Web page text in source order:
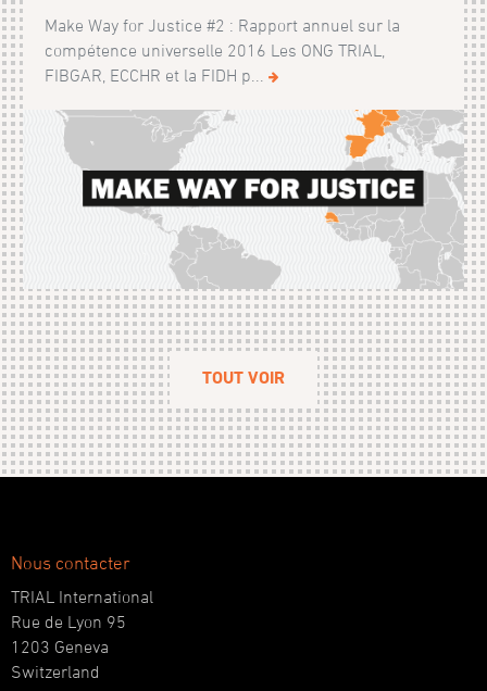
Make Way for Justice #2 : Rapport annuel sur la
compétence universelle 2016 Les ONG TRIAL,
FIBGAR, ECCHR et la FIDH p...
TOUT VOIR
Nous contacter
TRIAL International
Rue de Lyon 95
1203 Geneva
Switzerland